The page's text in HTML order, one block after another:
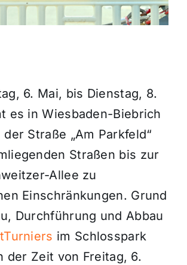
6. Mai, bis Dienstag, 8.
es in Wiesbaden-Biebrich
Straße „Am Parkfeld“
Straßen bis zur
Allee zu
Einschränkungen. Grund
Durchführung und Abbau
im Schlosspark
der Zeit von Freitag, 6.